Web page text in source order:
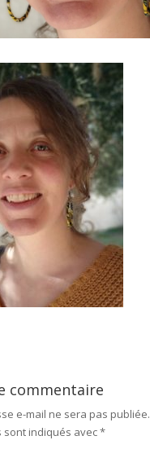
commentaire
e-mail ne sera pas publiée.
sont indiqués avec*